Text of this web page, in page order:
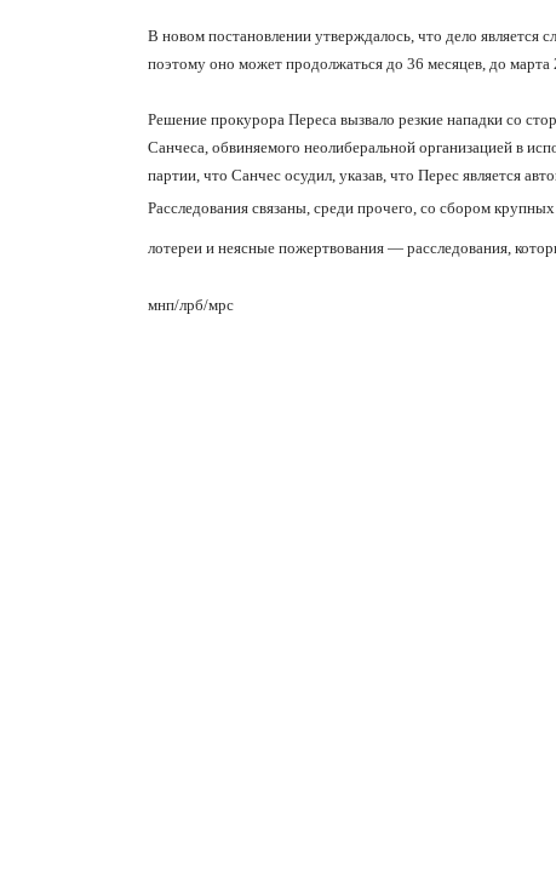
В новом постановлении утверждалось, что дело является
поэтому оно может продолжаться до 36 месяцев, до марта
Решение прокурора Переса вызвало резкие нападки со
Санчеса, обвиняемого неолиберальной организацией в
партии, что Санчес осудил, указав, что Перес является
Расследования связаны, среди прочего, со сбором
лотереи и неясные пожертвования — расследования,
мнп/лрб/мрс